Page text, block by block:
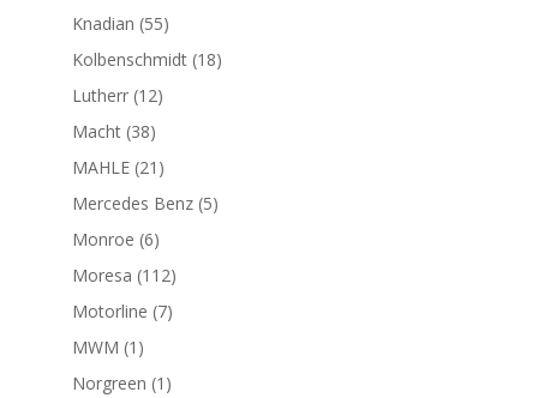
Knadian 5555
productos
Kolbenschmidt 1818
Lutherr 1212
Macht 3838
productos
MAHLE 21 21
productos
Mercedes Benz 55
Monroe 66
productos
Moresa 112112
productos
Motorline 77
MWM 1 1
producto
Norgreen 1 1